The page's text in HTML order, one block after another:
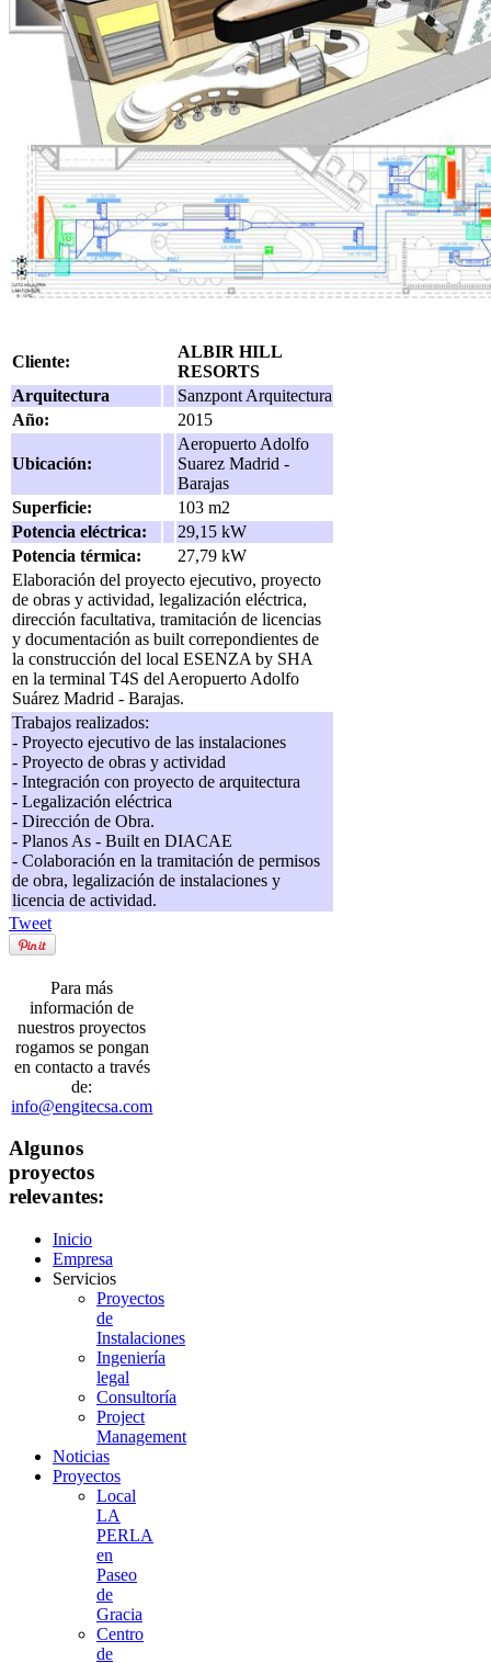
Cliente:
ALBIR HILL
RESORTS
Arquitectura
Sanzpont Arquitectura
Año:
2015
Ubicación:
Aeropuerto Adolfo
Suarez Madrid -
Barajas
Superficie:
103 m2
Potencia eléctrica:
29,15 kW
Potencia térmica:
27,79 kW
Elaboración del proyecto ejecutivo, proyecto
de obras y actividad, legalización eléctrica,
dirección facultativa, tramitación de licencias
y documentación as built correpondientes de
la construcción del local ESENZA by SHA
en la terminal T4S del Aeropuerto Adolfo
Suárez Madrid - Barajas.
Trabajos realizados:
- Proyecto ejecutivo de las instalaciones
- Proyecto de obras y actividad
- Integración con proyecto de arquitectura
- Legalización eléctrica
- Dirección de Obra.
- Planos As - Built en DIACAE
- Colaboración en la tramitación de permisos
de obra, legalización de instalaciones y
licencia de actividad.
Tweet
Para más
información de
nuestros proyectos
rogamos se pongan
en contacto a través
de:
info@engitecsa.com
Algunos
proyectos
relevantes:
Inicio
Empresa
Servicios
Proyectos
de
Instalaciones
Ingeniería
legal
Consultoría
Project
Management
Noticias
Proyectos
Local
LA
PERLA
en
Paseo
de
Gracia
Centro
de